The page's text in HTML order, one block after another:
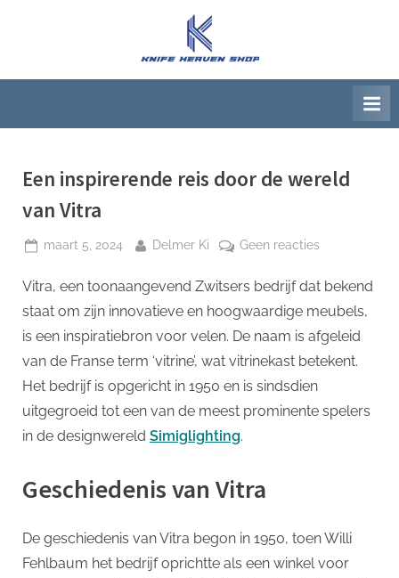
K
n
f
H
v
o
Een inspirerende reis door de wereld
van Vitra
Geplaatst
maart 5, 2024 Door
Delmer Ki Geen reactiesop
inspirerende
reis
de
wereld
Vitra
Vitra, een toonaangevend Zwitsers bedrijf dat bekend
staat om zijn innovatieve en hoogwaardige meubels,
is een inspiratiebron voor velen. De naam is afgeleid
van de Franse term ‘vitrine’, wat vitrinekast betekent.
Het bedrijf is opgericht in 1950 en is sindsdien
uitgegroeid tot een van de meest prominente spelers
in de designwereld Simiglighting.
Geschiedenis van Vitra
De geschiedenis van Vitra begon in 1950, toen Willi
Fehlbaum het bedrijf oprichtte als een winkel voor